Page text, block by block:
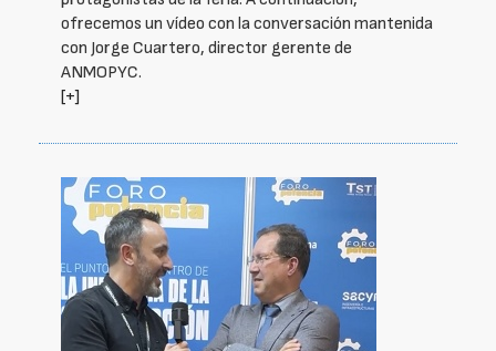
ofrecemos un vídeo con la conversación mantenida
con Jorge Cuartero, director gerente de
ANMOPYC.
[+]